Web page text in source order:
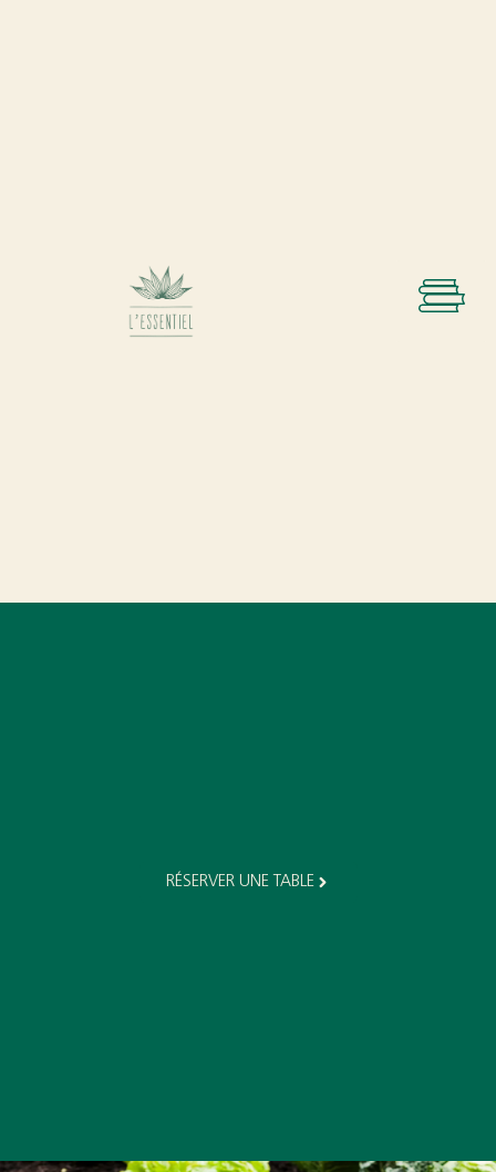
RÉSERVER UNE TABLE